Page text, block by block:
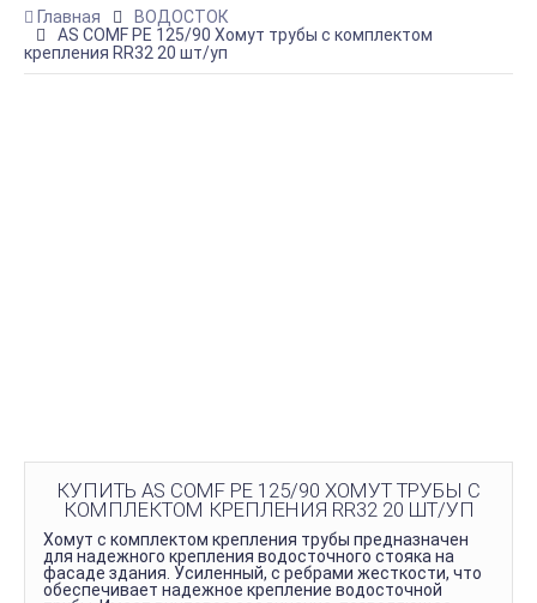
Главная
ВОДОСТОК
AS COMF PE 125/90 Хомут трубы с комплектом
крепления RR32 20 шт/уп
КУПИТЬ AS COMF PE 125/90 ХОМУТ ТРУБЫ С
КОМПЛЕКТОМ КРЕПЛЕНИЯ RR32 20 ШТ/УП
Хомут с комплектом крепления трубы предназначен
для надежного крепления водосточного стояка на
фасаде здания. Усиленный, с ребрами жесткости, что
обеспечивает надежное крепление водосточной